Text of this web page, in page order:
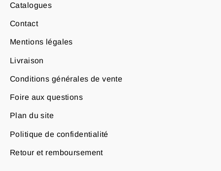
Catalogues
Contact
Mentions légales
Livraison
Conditions générales de vente
Foire aux questions
Plan du site
Politique de confidentialité
Retour et remboursement